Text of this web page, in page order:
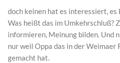
doch keinen hat es interessiert, es
Was heißt das im Umkehrschluß?
informieren, Meinung bilden. Und
nur weil Oppa das in der Weimaer
gemacht hat.